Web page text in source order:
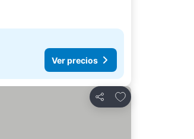
Ver precios
Compartir
Agregar a